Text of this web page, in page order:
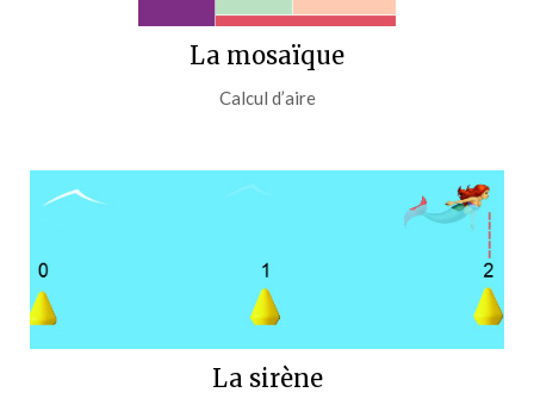
La mosaïque
Calcul d’aire
La sirène